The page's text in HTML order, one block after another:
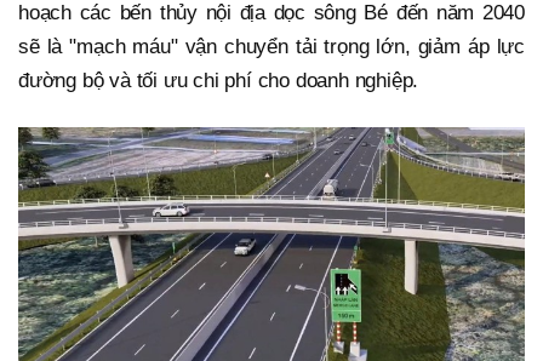
hoạch các bến thủy nội địa dọc sông Bé đến năm 2040
sẽ là "mạch máu" vận chuyển tải trọng lớn, giảm áp lực
đường bộ và tối ưu chi phí cho doanh nghiệp.